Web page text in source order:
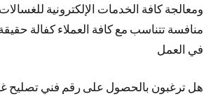
ومعالجة كافة الخدمات الإلكترونية
منافسة تتناسب مع كافة العملاء كفالة
في العمل
هل ترغبون بالحصول على رقم فني تصليح